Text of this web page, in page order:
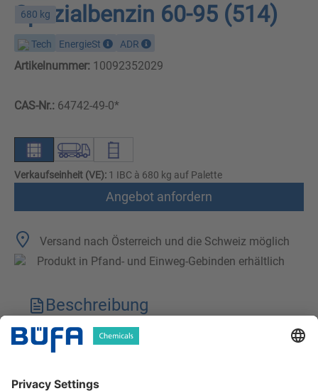
680 kg
Spezialbenzin 60-95 (514)
Tech EnergieSt ADR
Artikelnummer: 10092352029
CAS-Nr.: 64742-49-0*
Verkaufseinheit (VE): 1 IBC à 680 kg auf Palette
Angebot anfordern
Versand nach Österreich und die Schweiz möglich
Produkt in Pfand- und Einweg-Gebinden erhältlich
Beschreibung
Technische Merkmale